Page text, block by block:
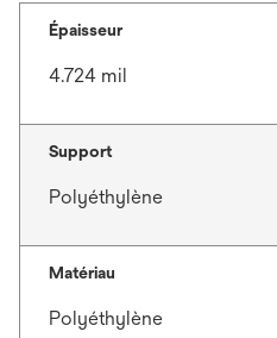
Épaisseur
4.724 mil
Support
Polyéthylène
Matériau
Polyéthylène